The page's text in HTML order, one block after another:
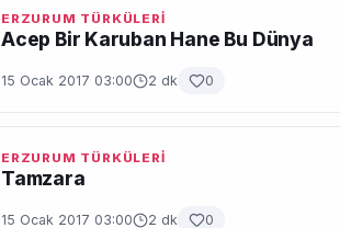
ERZURUM TÜRKÜLERİ
Acep Bir Karuban Hane Bu Dünya
15 Ocak 2017 03:00 2 dk 0
ERZURUM TÜRKÜLERİ
Tamzara
15 Ocak 2017 03:00 2 dk 0